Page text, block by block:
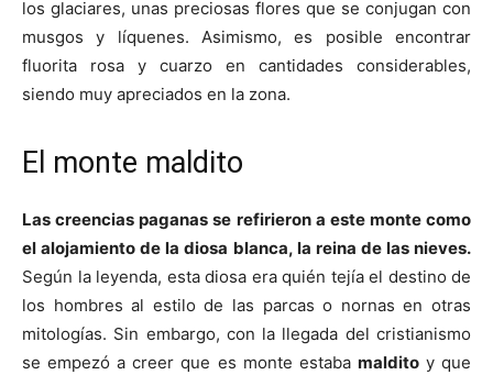
los glaciares, unas preciosas flores que se conjugan con
musgos y líquenes. Asimismo, es posible encontrar
fluorita rosa y cuarzo en cantidades considerables,
siendo muy apreciados en la zona.
El monte maldito
Las creencias paganas se refirieron a este monte como
el alojamiento de la diosa blanca, la reina de las nieves.
Según la leyenda, esta diosa era quién tejía el destino de
los hombres al estilo de las parcas o nornas en otras
mitologías. Sin embargo, con la llegada del cristianismo
se empezó a creer que es monte estaba malditoy que